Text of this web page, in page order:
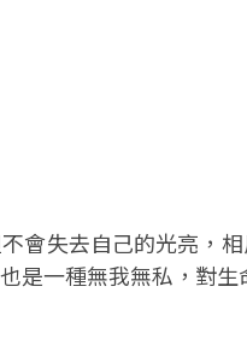
會失去自己的光亮，
是一種無我無私，對生